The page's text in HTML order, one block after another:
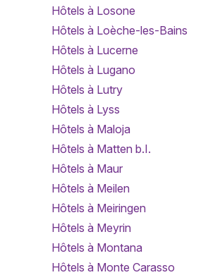
Hôtels à Losone
Hôtels à Loèche-les-Bains
Hôtels à Lucerne
Hôtels à Lugano
Hôtels à Lutry
Hôtels à Lyss
Hôtels à Maloja
Hôtels à Matten b.I.
Hôtels à Maur
Hôtels à Meilen
Hôtels à Meiringen
Hôtels à Meyrin
Hôtels à Montana
Hôtels à Monte Carasso